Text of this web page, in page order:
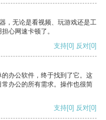
，无论是看视频、玩游戏还是工
心网速卡顿了。
支持[0] 反对[0]
办公软件，终于找到了它。这
办公的所有需求。操作也很简
支持[0] 反对[0]